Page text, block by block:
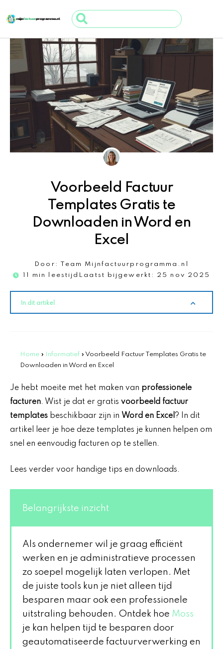
naar
de
inhoud
Search
...
Voorbeeld Factuur
Templates Gratis te
Downloaden in Word en
Excel
Door:
Team Mijnfactuurprogramma.nl
11 min leestijd Laatst bijgewerkt: 25 nov 2025
In dit artikel
Home » Informatief » Voorbeeld Factuur Templates Gratis te
Downloaden in Word en Excel
Je hebt moeite met het maken van professionele
facturen. Wist je dat er gratis voorbeeld factuur
templates beschikbaar zijn in Word en Excel ? In dit
artikel leer je hoe deze templates je kunnen helpen om
snel en eenvoudig facturen op te stellen.
Lees verder voor handige tips en downloads.
Belangrijkste inzicht
Als ondernemer wil je graag efficiënt
werken en je administratieve processen
zo soepel mogelijk laten verlopen. Met
de juiste tools kun je niet alleen tijd
besparen maar ook een professionele
uitstraling behouden. Ontdek hoe Moss
je kan helpen tijd te besparen door
geautomatiseerde factuurverwerking en